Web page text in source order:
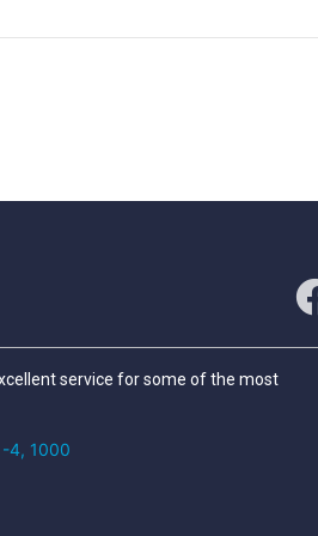
service for some of the most
4, 1000